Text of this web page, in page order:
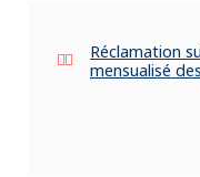
Réclamation
mensualisé